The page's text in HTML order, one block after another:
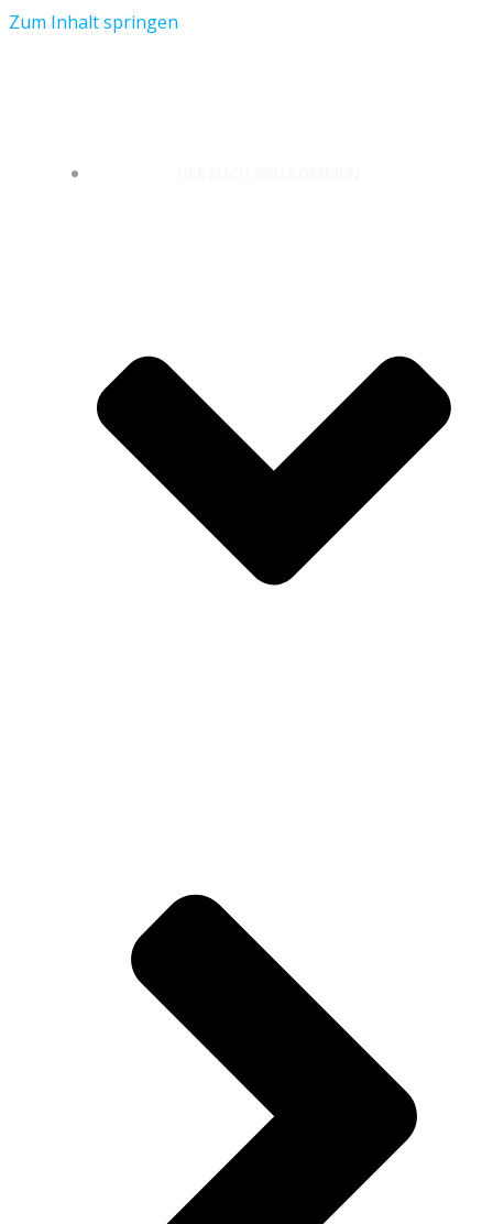
Zum Inhalt springen